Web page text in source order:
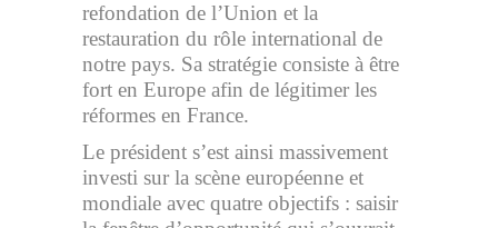
refondation de l’Union et la
restauration du rôle international de
notre pays. Sa stratégie consiste à être
fort en Europe afin de légitimer les
réformes en France.
Le président s’est ainsi massivement
investi sur la scène européenne et
mondiale avec quatre objectifs : saisir